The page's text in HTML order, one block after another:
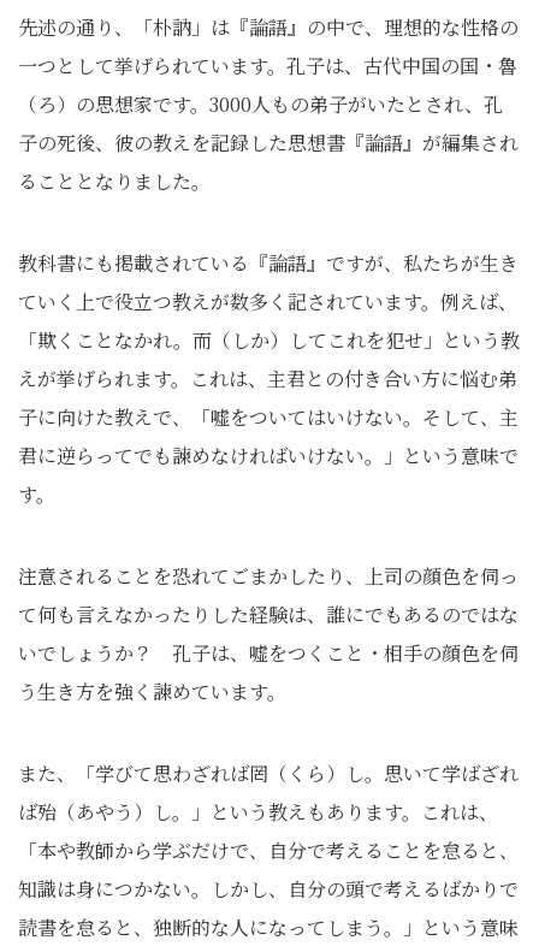
先述の通り、「朴訥」は『論語』の中で、理想的な性格の
一つとして挙げられています。孔子は、古代中国の国・魯
（ろ）の思想家です。3000人もの弟子がいたとされ、孔
子の死後、彼の教えを記録した思想書『論語』が編集され
ることとなりました。
教科書にも掲載されている『論語』ですが、私たちが生き
ていく上で役立つ教えが数多く記されています。例えば、
「欺くことなかれ。而（しか）してこれを犯せ」という教
えが挙げられます。これは、主君との付き合い方に悩む弟
子に向けた教えで、「嘘をついてはいけない。そして、主
君に逆らってでも諫めなければいけない。」という意味で
す。
注意されることを恐れてごまかしたり、上司の顔色を伺っ
て何も言えなかったりした経験は、誰にでもあるのではな
いでしょうか？ 孔子は、嘘をつくこと・相手の顔色を伺
う生き方を強く諫めています。
また、「学びて思わざれば罔（くら）し。思いて学ばざれ
ば殆（あやう）し。」という教えもあります。これは、
「本や教師から学ぶだけで、自分で考えることを怠ると、
知識は身につかない。しかし、自分の頭で考えるばかりで
読書を怠ると、独断的な人になってしまう。」という意味